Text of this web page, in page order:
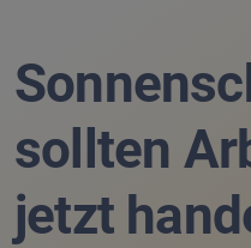
sollten
jetzt